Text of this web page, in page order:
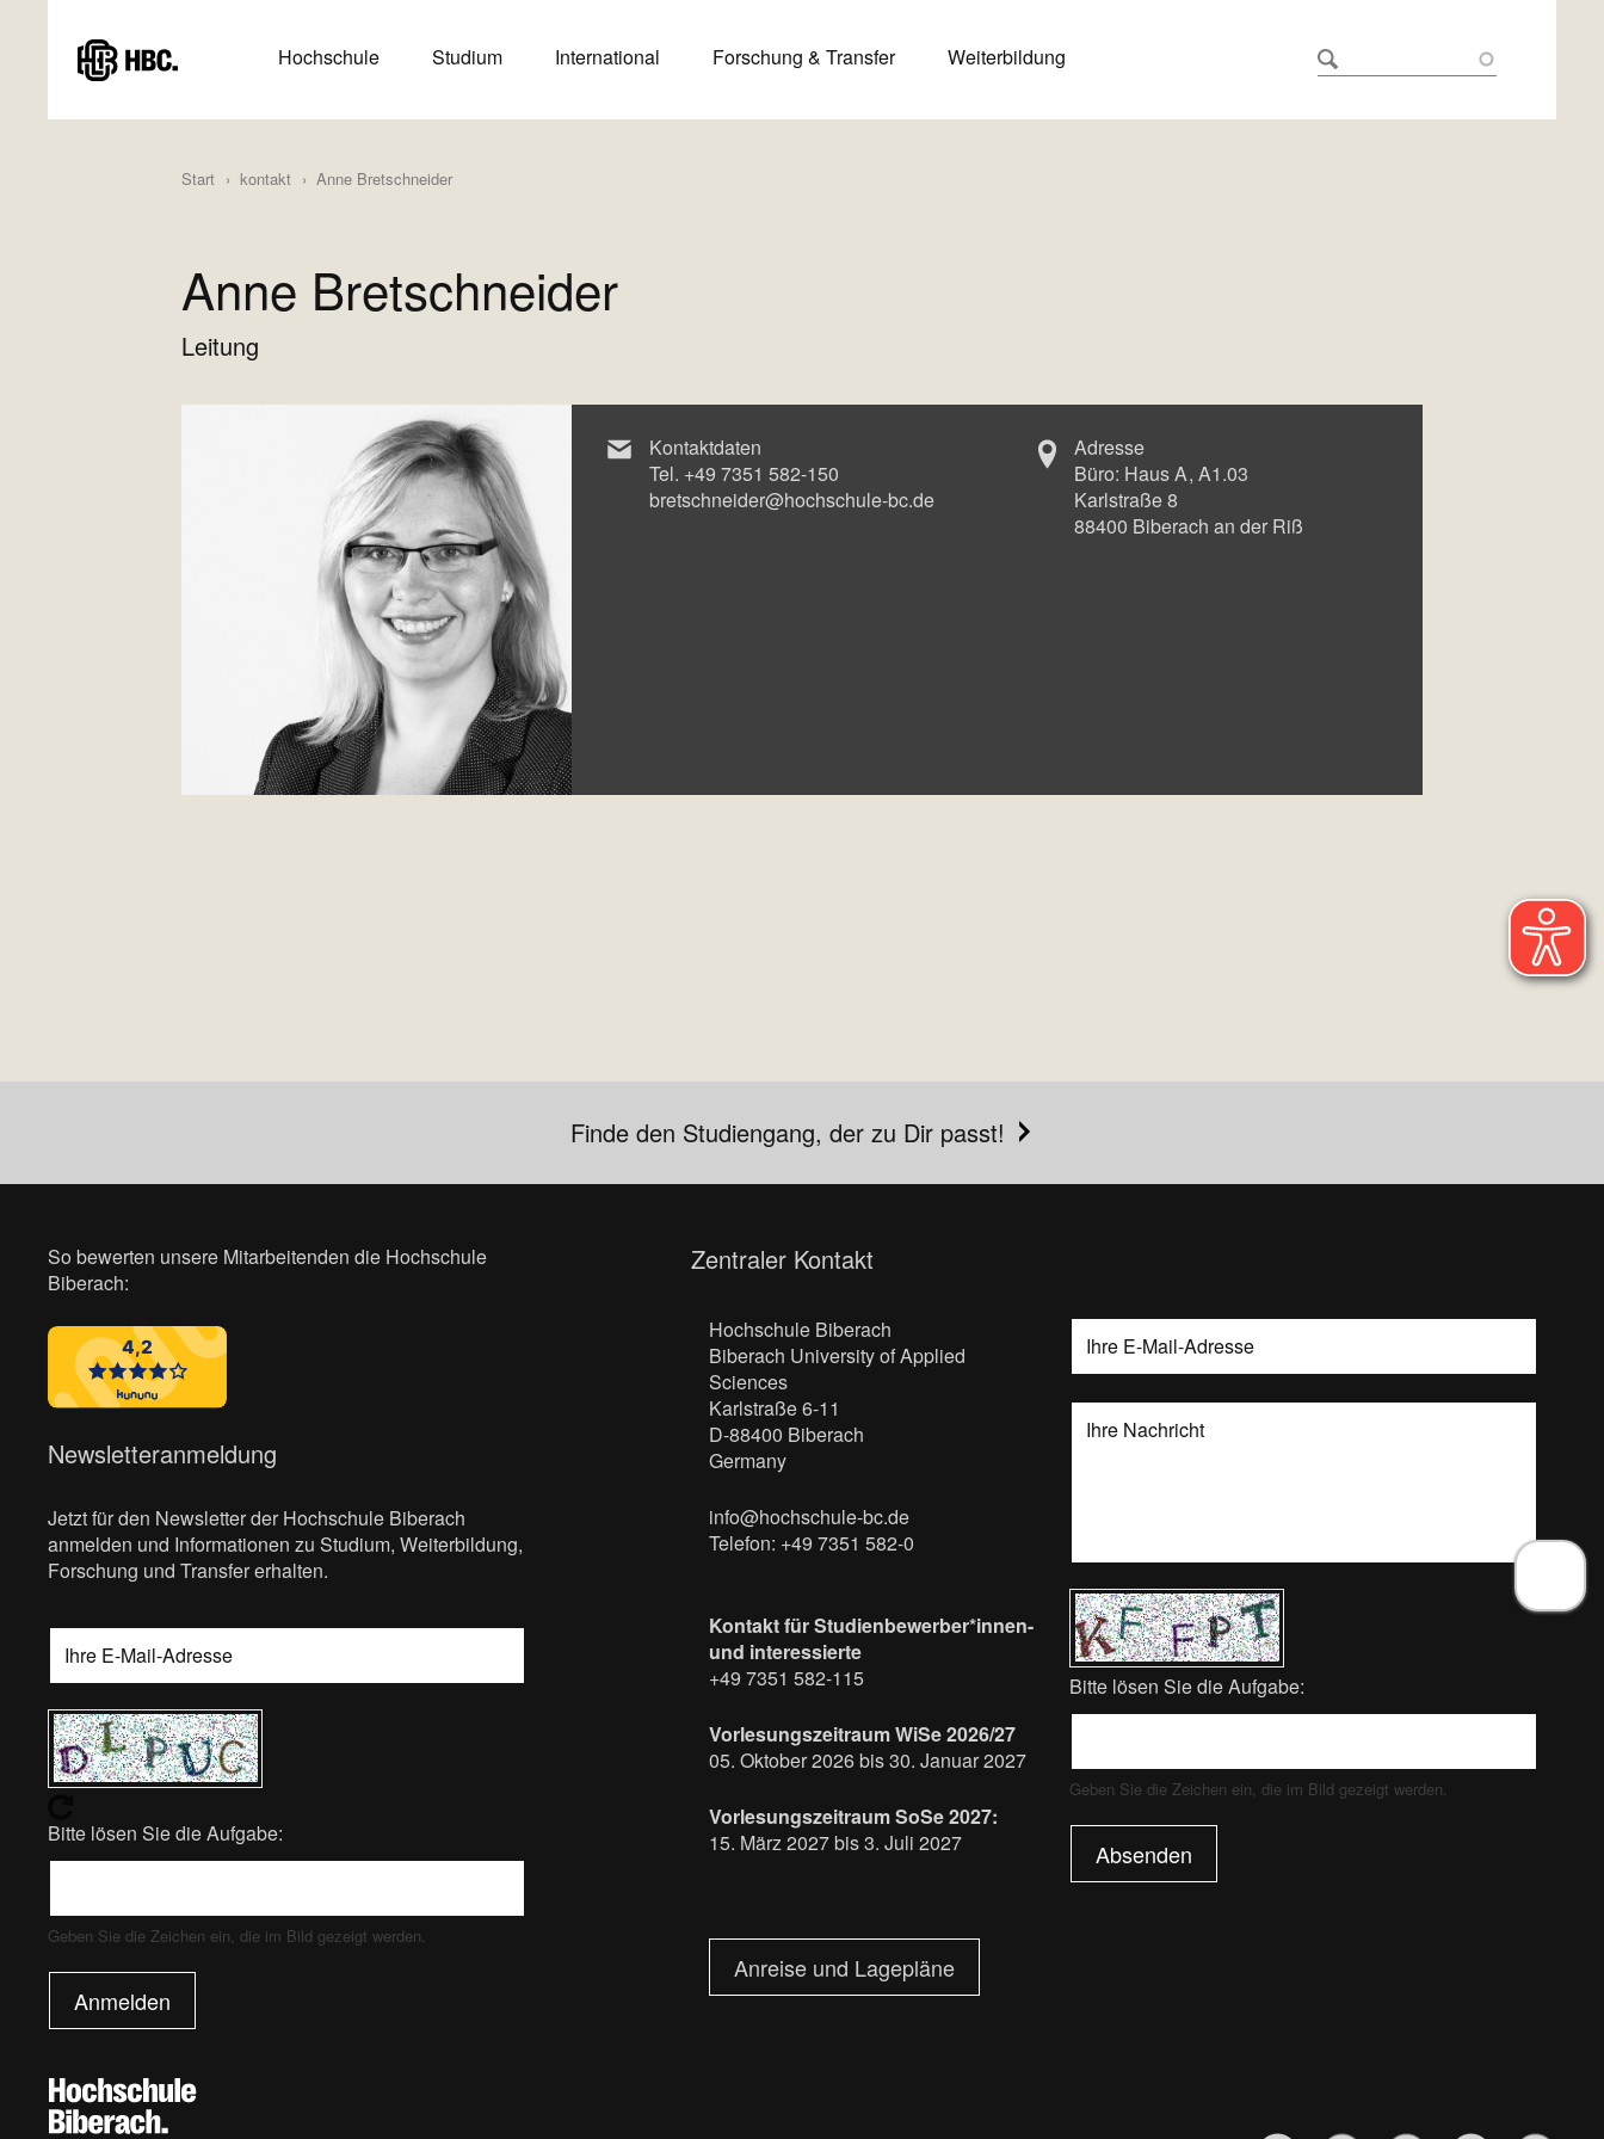
HAUPTMENÜ
Hochschule Studium International Forschung & Transfer Weiterbildung
Start kontakt Anne Bretschneider
Anne Bretschneider
Leitung
Kontaktdaten
Tel. +49 7351 582-150
bretschneider@hochschule-bc.de
Adresse
Büro: Haus A A1.03
Karlstraße 8
88400 Biberach an der Riß
Finde den Studiengang, der zu Dir passt!
So bewerten unsere Mitarbeitenden die Hochschule
Biberach:
Newsletteranmeldung
Jetzt für den Newsletter der Hochschule Biberach
anmelden und Informationen zu Studium, Weiterbildung,
Forschung und Transfer erhalten.
Bitte lösen Sie die Aufgabe:
Geben Sie die Zeichen ein, die im Bild gezeigt werden.
Anmelden
Zentraler Kontakt
Hochschule Biberach
Biberach University of Applied
Sciences
Karlstraße 6-11
D-88400 Biberach
Germany
info@hochschule-bc.de
Telefon: +49 7351 582-0
Kontakt für Studienbewerber*innen-
und interessierte
+49 7351 582-115
Vorlesungszeitraum WiSe 2026/27
05. Oktober 2026 bis 30. Januar 2027
Vorlesungszeitraum SoSe 2027:
15. März 2027 bis 3. Juli 2027
Anreise und Lagepläne
Bitte lösen Sie die Aufgabe:
Geben Sie die Zeichen ein, die im Bild gezeigt werden.
Absenden